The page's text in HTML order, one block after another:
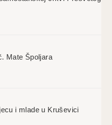
Mate Špoljara
i mlade u Kruševici